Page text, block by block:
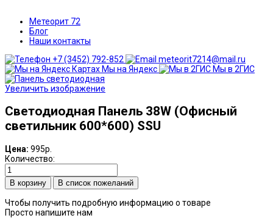
Метеорит 72
Блог
Наши контакты
+7 (3452) 792-852
meteorit7214@mail.ru
Мы на Яндекс
Мы в 2ГИС
Увеличить изображение
Светодиодная Панель 38W (Офисный
светильник 600*600) SSU
Цена: 995р.
Количество:
В список пожеланий
Чтобы получить подробную информацию о товаре
Просто напишите нам